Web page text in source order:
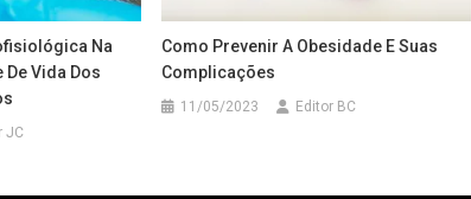
Na
De Vida Dos
JC
Como Prevenir A Obesidade E Suas
Complicações
11/05/2023 Editor BC